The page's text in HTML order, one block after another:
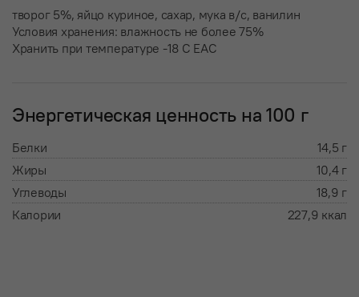
творог 5%, яйцо куриное, сахар, мука в/с, ванилин
Условия хранения: влажность не более 75%
Хранить при температуре -18 С ЕАС
Энергетическая ценность на 100 г
Белки
14,5 г
Жиры
10,4 г
Углеводы
18,9 г
Калории
227,9 ккал